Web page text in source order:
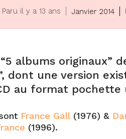
Paru il y a 13 ans Janvier 2014
albums originaux”
dont une version
au format pochette
France Gall (1976) &
(1996).